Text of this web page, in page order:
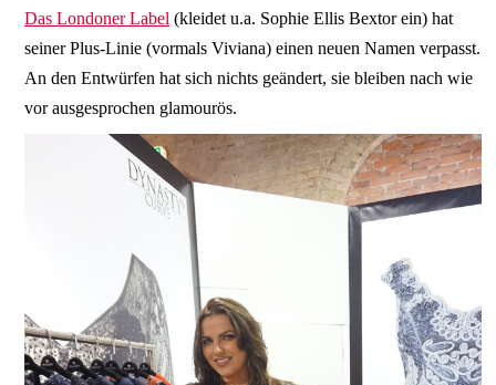
Das Londoner Label (kleidet u.a. Sophie Ellis Bextor ein) hat
seiner Plus-Linie (vormals Viviana) einen neuen Namen verpasst.
An den Entwürfen hat sich nichts geändert, sie bleiben nach wie
vor ausgesprochen glamourös.